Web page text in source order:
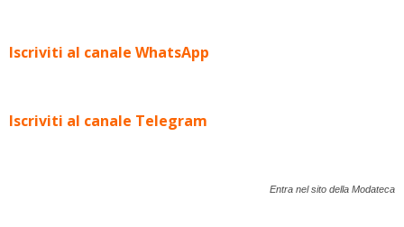
Iscriviti al canale WhatsApp
Iscriviti al canale Telegram
Entra nel sito della Modateca